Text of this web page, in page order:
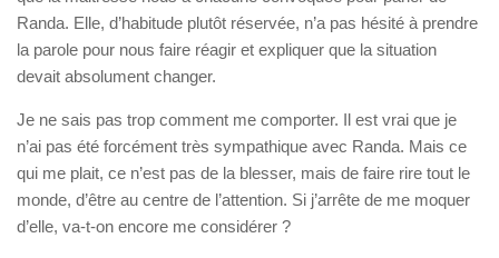
Randa. Elle, d’habitude plutôt réservée, n’a pas hésité à prendre
la parole pour nous faire réagir et expliquer que la situation
devait absolument changer.
Je ne sais pas trop comment me comporter. Il est vrai que je
n’ai pas été forcément très sympathique avec Randa. Mais ce
qui me plait, ce n’est pas de la blesser, mais de faire rire tout le
monde, d’être au centre de l’attention. Si j’arrête de me moquer
d’elle, va-t-on encore me considérer ?